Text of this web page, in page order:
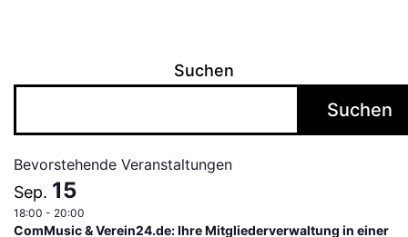
Suchen
Suchen
Bevorstehende Veranstaltungen
Sep. 15
18:00 - 20:00
ComMusic & Verein24.de: Ihre Mitgliederverwaltung in einer